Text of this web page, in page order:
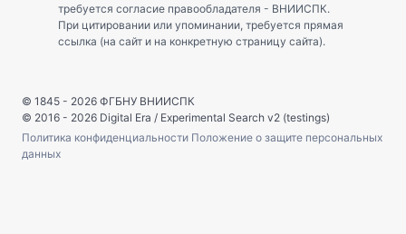
требуется согласие правообладателя - ВНИИСПК.
При цитировании или упоминании, требуется прямая
ссылка (на сайт и на конкретную страницу сайта).
© 1845 - 2026 ФГБНУ ВНИИСПК
© 2016 - 2026 Digital Era / Experimental Search v2 (testings)
Политика конфиденциальности Положение о защите персональных
данных